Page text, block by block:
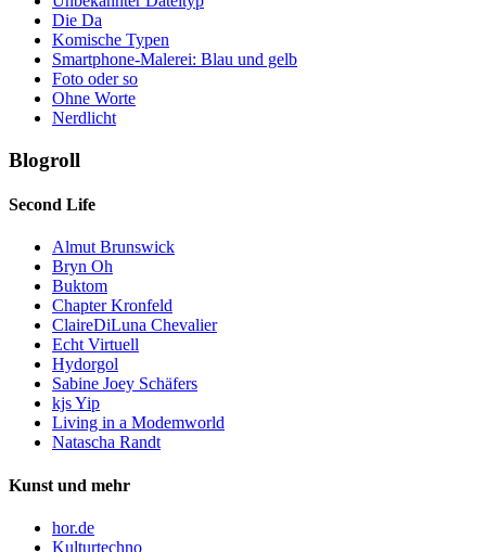
Die Da
Komische Typen
Smartphone-Malerei: Blau und gelb
Foto oder so
Ohne Worte
Nerdlicht
Blogroll
Second Life
Almut Brunswick
Bryn Oh
Buktom
Chapter Kronfeld
ClaireDiLuna Chevalier
Echt Virtuell
Hydorgol
Sabine Joey Schäfers
kjs Yip
Living in a Modemworld
Natascha Randt
Kunst und mehr
hor.de
Kulturtechno